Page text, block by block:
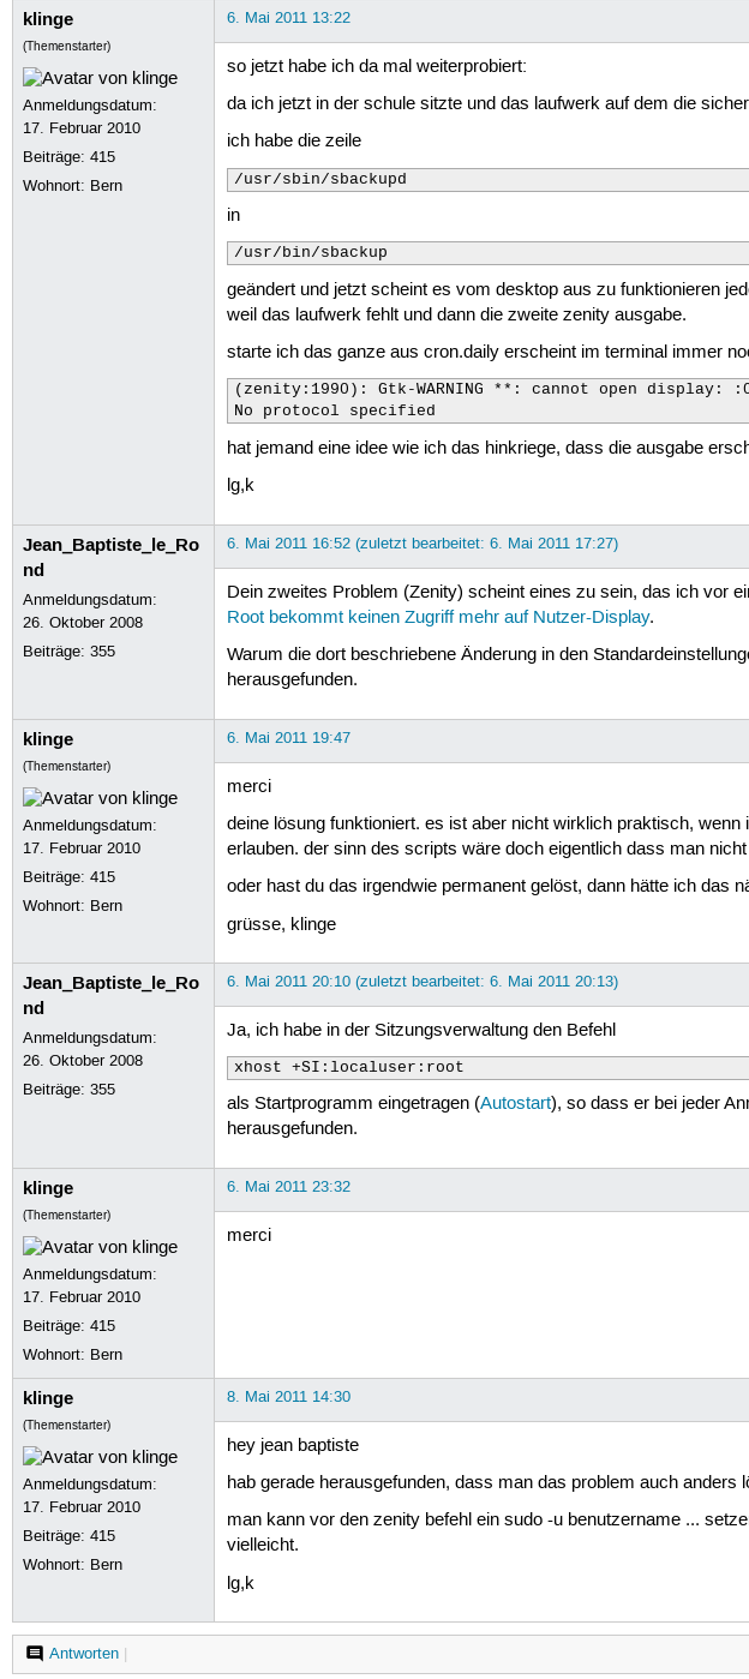
klinge
(Themenstarter)
Anmeldungsdatum:
17. Februar 2010
Beiträge:415
Wohnort: Bern
6. Mai 2011 13:22
so jetzt habe ich da mal weiterprobiert:
da ich jetzt in der schule sitzte und das laufwerk auf dem die
ich habe die zeile
/usr/sbin/sbackupd
in
/usr/bin/sbackup
geändert und jetzt scheint es vom desktop aus zu funktionieren
weil das laufwerk fehlt und dann die zweite zenity ausgabe.
starte ich das ganze aus cron.daily erscheint im terminal immer
(zenity:1990): Gtk-WARNING **: cannot open display:
No protocol specified
hat jemand eine idee wie ich das hinkriege, dass die ausgabe
lg,k
Jean_Baptiste_le_Ro
nd
Anmeldungsdatum:
26. Oktober 2008
Beiträge:355
6. Mai 2011 16:52 (zuletzt bearbeitet: 6. Mai 2011 17:27)
Dein zweites Problem (Zenity) scheint eines zu sein, das ich vor
Root bekommt keinen Zugriff mehr auf Nutzer-Display.
Warum die dort beschriebene Änderung in den
herausgefunden.
klinge
(Themenstarter)
Anmeldungsdatum:
17. Februar 2010
Beiträge:415
Wohnort: Bern
6. Mai 2011 19:47
merci
deine lösung funktioniert. es ist aber nicht wirklich praktisch,
erlauben. der sinn des scripts wäre doch eigentlich dass man
oder hast du das irgendwie permanent gelöst, dann hätte ich das
grüsse, klinge
Jean_Baptiste_le_Ro
nd
Anmeldungsdatum:
26. Oktober 2008
Beiträge:355
6. Mai 2011 20:10 (zuletzt bearbeitet: 6. Mai 2011 20:13)
Ja, ich habe in der Sitzungsverwaltung den Befehl
xhost +SI:localuser:root
als Startprogramm eingetragen (Autostart), so dass er bei jeder
herausgefunden.
klinge
(Themenstarter)
Anmeldungsdatum:
17. Februar 2010
Beiträge:415
Wohnort: Bern
6. Mai 2011 23:32
merci
klinge
(Themenstarter)
Anmeldungsdatum:
17. Februar 2010
Beiträge:415
Wohnort: Bern
8. Mai 2011 14:30
hey jean baptiste
hab gerade herausgefunden, dass man das problem auch anders
man kann vor den zenity befehl ein sudo -u benutzername ...
vielleicht.
lg,k
Antworten|